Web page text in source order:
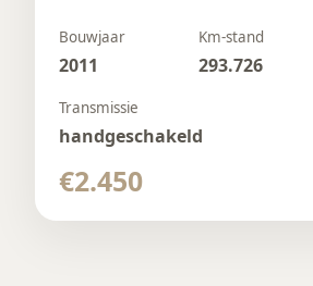
Bouwjaar
2011
Km-stand
293.726
Transmissie
handgeschakeld
€2.450